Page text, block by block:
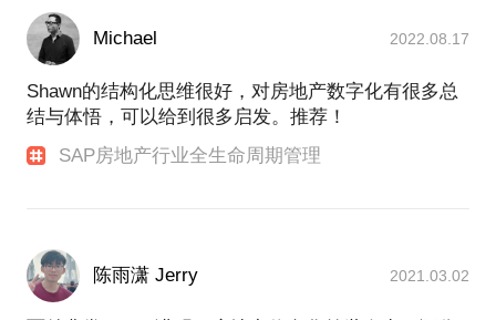
Michael 2022.08.17
Shawn的结构化思维很好，对房地产数字化有很多总
结与体悟，可以给到很多启发。推荐！
SAP房地产行业全生命周期管理
陈雨潇 Jerry 2021.03.02